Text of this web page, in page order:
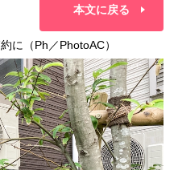
本文に戻る
に（Ph／PhotoAC）